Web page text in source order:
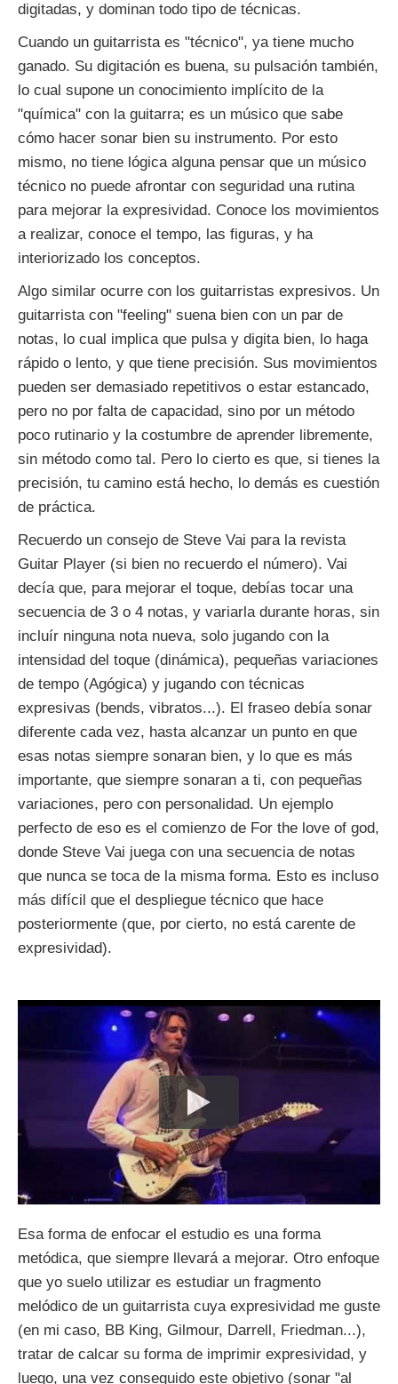
digitadas, y dominan todo tipo de técnicas.
Cuando un guitarrista es "técnico", ya tiene mucho
ganado. Su digitación es buena, su pulsación también,
lo cual supone un conocimiento implícito de la
"química" con la guitarra; es un músico que sabe
cómo hacer sonar bien su instrumento. Por esto
mismo, no tiene lógica alguna pensar que un músico
técnico no puede afrontar con seguridad una rutina
para mejorar la expresividad. Conoce los movimientos
a realizar, conoce el tempo, las figuras, y ha
interiorizado los conceptos.
Algo similar ocurre con los guitarristas expresivos. Un
guitarrista con "feeling" suena bien con un par de
notas, lo cual implica que pulsa y digita bien, lo haga
rápido o lento, y que tiene precisión. Sus movimientos
pueden ser demasiado repetitivos o estar estancado,
pero no por falta de capacidad, sino por un método
poco rutinario y la costumbre de aprender libremente,
sin método como tal. Pero lo cierto es que, si tienes la
precisión, tu camino está hecho, lo demás es cuestión
de práctica.
Recuerdo un consejo de Steve Vai para la revista
Guitar Player (si bien no recuerdo el número). Vai
decía que, para mejorar el toque, debías tocar una
secuencia de 3 o 4 notas, y variarla durante horas, sin
incluír ninguna nota nueva, solo jugando con la
intensidad del toque (dinámica), pequeñas variaciones
de tempo (Agógica) y jugando con técnicas
expresivas (bends, vibratos...). El fraseo debía sonar
diferente cada vez, hasta alcanzar un punto en que
esas notas siempre sonaran bien, y lo que es más
importante, que siempre sonaran a ti, con pequeñas
variaciones, pero con personalidad. Un ejemplo
perfecto de eso es el comienzo de For the love of god,
donde Steve Vai juega con una secuencia de notas
que nunca se toca de la misma forma. Esto es incluso
más difícil que el despliegue técnico que hace
posteriormente (que, por cierto, no está carente de
expresividad).
Esa forma de enfocar el estudio es una forma
metódica, que siempre llevará a mejorar. Otro enfoque
que yo suelo utilizar es estudiar un fragmento
melódico de un guitarrista cuya expresividad me guste
(en mi caso, BB King, Gilmour, Darrell, Friedman...),
tratar de calcar su forma de imprimir expresividad, y
luego, una vez conseguido este objetivo (sonar "al